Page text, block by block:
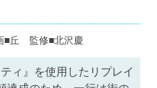
■丘 監修■北沢慶
ィ』を使用したリプレイ